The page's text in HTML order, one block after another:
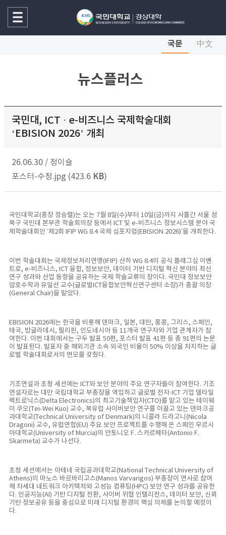
국문 中文
뉴스플러스
국민대, ICT · e-비즈니스 국제학술대회
‘EBISION 2026’ 개최
26.06.30 / 정이슬
포스터-수정.jpg (423.6 KB)
국민대학교(총장 정승렬)는 오는 7월 8일(수)부터 10일(금)까지 사흘간 서울 성
북구 국민대 본부관 학술회의장 등에서 ICT 및 e-비즈니스 정보시스템 분야 국
제학술대회인 ‘제2회 IFIP WG 8.4 국제 심포지엄(EBISION 2026)’을 개최한다.
이번 학술대회는 국제정보처리연맹(IFIP) 산하 WG 8.4의 공식 플래그십 이벤
트로, e-비즈니스, ICT 융합, 정보보안, 데이터 기반 디지털 혁신 분야의 최신
연구 성과와 산업 동향을 공유하는 국제 학술교류의 장이다. 국민대 정보보안
암호수학과 유일선 교수(글로벌ICT융합보안혁신연구센터 소장)가 총괄 의장
(General Chair)을 맡았다.
EBISION 2026에는 한국을 비롯해 덴마크, 일본, 대만, 홍콩, 그리스, 스페인,
태국, 방글라데시, 필리핀, 인도네시아 등 11개국 연구자와 기업 관계자가 참
여한다. 이번 대회에서는 구두 발표 50편, 포스터 발표 41편 등 총 91편의 논문
이 발표된다. 발표자 중 해외기관 소속 외국인 비율이 50% 이상을 차지하는 글
로벌 학술대회로서의 면모를 갖췄다.
기조연설과 초청 세션에는 ICT와 보안 분야의 주요 연구자들이 참여한다. 기조
연설자로는 대만 국립대학교 부총장을 역임하고 글로벌 전자·ICT 기업 델타일
렉트로닉스(Delta Electronics)의 최고기술책임자(CTO)를 맡고 있는 테이웨
이 쿠오(Tei-Wei Kuo) 교수, 북유럽 사이버보안 연구를 이끌고 있는 덴마크공
과대학교(Technical University of Denmark)의 니콜라 드라고니(Nicola
Dragoni) 교수, 유럽연합(EU) 주요 보안 프로젝트를 수행해 온 스페인 무르시
아대학교(University of Murcia)의 안토니오 F. 스카르메타(Antonio F.
Skarmeta) 교수가 나선다.
초청 세션에서는 아테네 국립공과대학교(National Technical University of
Athens)의 마노스 바르바리고스(Manos Varvarigos) 부총장이 연사로 참여
해 차세대 네트워크 아키텍처와 고성능 컴퓨팅(HPC) 보안 연구 성과를 공유한
다. 인공지능(AI) 기반 디지털 전환, 사이버 위협 인텔리전스, 데이터 보안, 신뢰
기반 정보공유 등을 중심으로 미래 디지털 환경의 핵심 의제를 논의할 예정이
다.